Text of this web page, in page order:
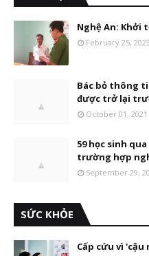
Nghệ An: Khởi
February 25, 2023
Bác bỏ thông
được trở lại
October 01, 2021
59 học sinh
trường hợp
September 29,
SỨC KHỎE
Cấp cứu vì